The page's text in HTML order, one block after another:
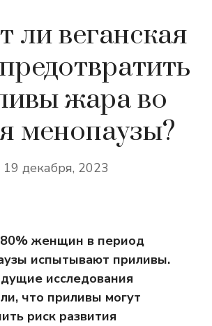
ли веганская
жара во
менопаузы?
19 декабря, 2023
женщин в период
испытывают приливы.
исследования
что приливы могут
риск развития